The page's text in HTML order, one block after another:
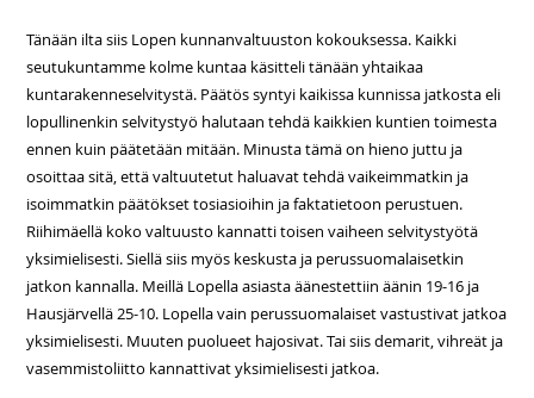
Tänään ilta siis Lopen kunnanvaltuuston kokouksessa. Kaikki
seutukuntamme kolme kuntaa käsitteli tänään yhtaikaa
kuntarakenneselvitystä. Päätös syntyi kaikissa kunnissa jatkosta eli
lopullinenkin selvitystyö halutaan tehdä kaikkien kuntien toimesta
ennen kuin päätetään mitään. Minusta tämä on hieno juttu ja
osoittaa sitä, että valtuutetut haluavat tehdä vaikeimmatkin ja
isoimmatkin päätökset tosiasioihin ja faktatietoon perustuen.
Riihimäellä koko valtuusto kannatti toisen vaiheen selvitystyötä
yksimielisesti. Siellä siis myös keskusta ja perussuomalaisetkin
jatkon kannalla. Meillä Lopella asiasta äänestettiin äänin 19-16 ja
Hausjärvellä 25-10. Lopella vain perussuomalaiset vastustivat jatkoa
yksimielisesti. Muuten puolueet hajosivat. Tai siis demarit, vihreät ja
vasemmistoliitto kannattivat yksimielisesti jatkoa.